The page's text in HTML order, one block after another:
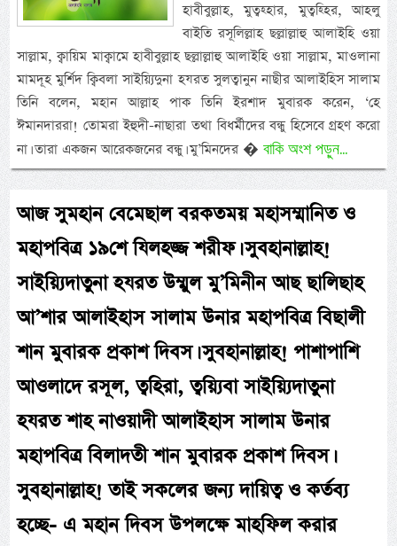
হাবীবুল্লাহ, মুত্বহ্হার, মুত্বহ্হির, আহলু
বাইতি রসূলিল্লাহ ছল্লাল্লাহু আলাইহি ওয়া
সাল্লাম, ক্বায়িম মাক্বামে হাবীবুল্লাহ ছল্লাল্লাহু আলাইহি ওয়া সাল্লাম, মাওলানা
মামদূহ মুর্শিদ ক্বিবলা সাইয়্যিদুনা হযরত সুলত্বানুন নাছীর আলাইহিস সালাম
তিনি বলেন, মহান আল্লাহ পাক তিনি ইরশাদ মুবারক করেন, ‘হে
ঈমানদাররা! তোমরা ইহুদী-নাছারা তথা বিধর্মীদের বন্ধু হিসেবে গ্রহণ করো
না। তারা একজন আরেকজনের বন্ধু। মু’মিনদের �বাকি অংশ পড়ুন...
আজ সুমহান বেমেছাল বরকতময় মহাসম্মানিত ও
মহাপবিত্র ১৯শে যিলহজ্জ শরীফ। সুবহানাল্লাহ!
সাইয়্যিদাতুনা হযরত উম্মুল মু’মিনীন আছ ছালিছাহ
আ’শার আলাইহাস সালাম উনার মহাপবিত্র বিছালী
শান মুবারক প্রকাশ দিবস। সুবহানাল্লাহ! পাশাপাশি
আওলাদে রসূল, ত্বহিরা, ত্বয়্যিবা সাইয়্যিদাতুনা
হযরত শাহ নাওয়াদী আলাইহাস সালাম উনার
মহাপবিত্র বিলাদতী শান মুবারক প্রকাশ দিবস।
সুবহানাল্লাহ! তাই সকলের জন্য দায়িত্ব ও কর্তব্য
হচ্ছে- এ মহান দিবস উপলক্ষে মাহফিল করার